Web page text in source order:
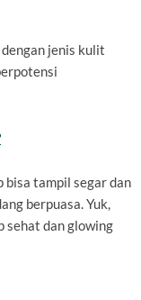
jenis kulit
bisa tampil segar dan
berpuasa. Yuk,
dan glowing